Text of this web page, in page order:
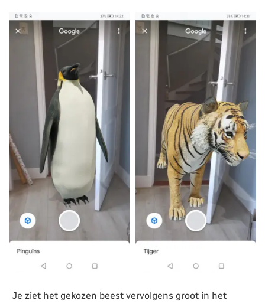
Je ziet het gekozen beest vervolgens groot in het